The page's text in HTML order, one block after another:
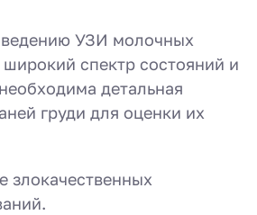
УЗИ молочных
спектр состояний и
детальная
груди для оценки их
злокачественных